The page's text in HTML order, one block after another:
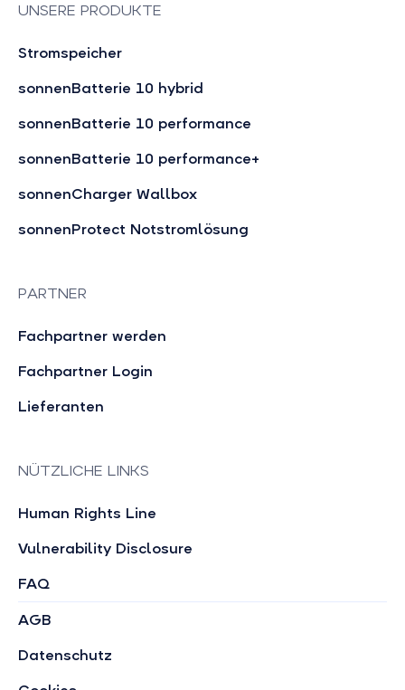
UNSERE PRODUKTE
Stromspeicher
sonnenBatterie 10 hybrid
sonnenBatterie 10 performance
sonnenBatterie 10 performance+
sonnenCharger Wallbox
sonnenProtect Notstromlösung
PARTNER
Fachpartner werden
Fachpartner Login
Lieferanten
NÜTZLICHE LINKS
Human Rights Line
Vulnerability Disclosure
FAQ
AGB
Datenschutz